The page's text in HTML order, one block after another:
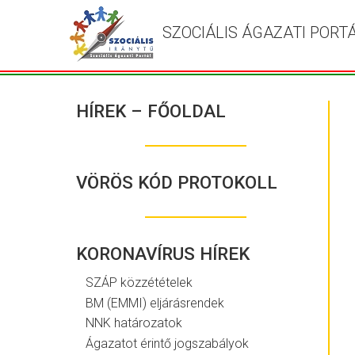
SZOCIÁLIS ÁGAZATI
HÍREK – FŐOLDAL
VÖRÖS KÓD PROTOKOLL
KORONAVÍRUS HÍREK
SZÁP közzétételek
BM (EMMI) eljárásrendek
NNK határozatok
Ágazatot érintő jogszabályok